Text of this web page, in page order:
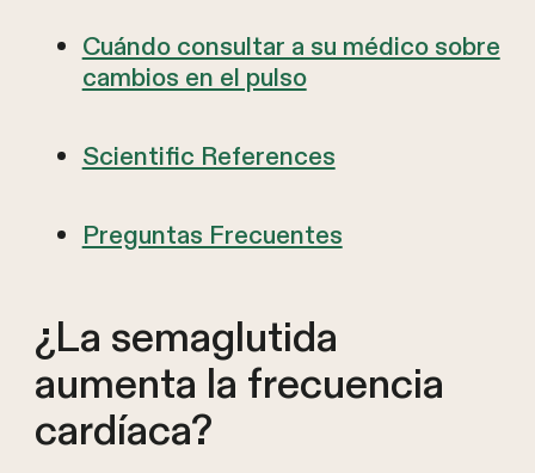
Cuándo consultar a su médico sobre
cambios en el pulso
Scientific References
Preguntas Frecuentes
¿La semaglutida
aumenta la frecuencia
cardíaca?